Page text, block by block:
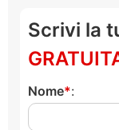
Scrivi la
Nome :